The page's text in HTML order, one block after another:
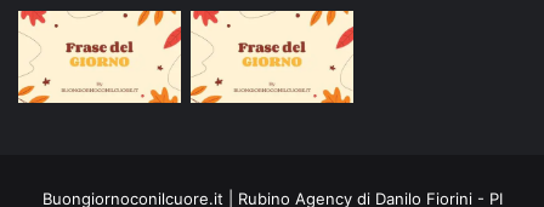
Buongiornoconilcuore.it | Rubino Agency di Danilo Fiorini - PI